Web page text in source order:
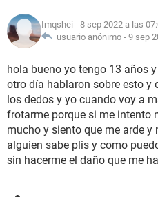
NUTRICIÓN
SEXUALIDAD
GLOSARIO
Imqshei - 8 sep 2022 a las
usuario anónimo - 9 sep
hola bueno yo tengo 13 años
otro día hablaron sobre esto y
los dedos y yo cuando voy a
frotarme porque si me intento
mucho y siento que me arde y
alguien sabe plis y como
sin hacerme el daño que me